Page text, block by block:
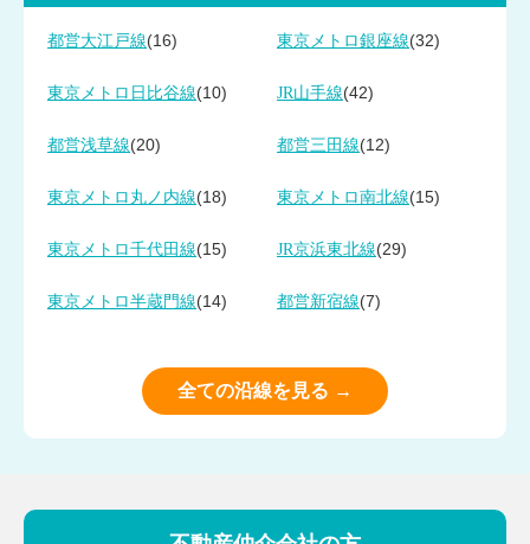
都営大江戸線(16) 東京メトロ銀座線(32)
東京メトロ日比谷線(10) JR山手線(42)
都営浅草線(20) 都営三田線(12)
東京メトロ丸ノ内線(18) 東京メトロ南北線(15)
東京メトロ千代田線(15) JR京浜東北線(29)
東京メトロ半蔵門線(14) 都営新宿線(7)
全ての沿線を見る →